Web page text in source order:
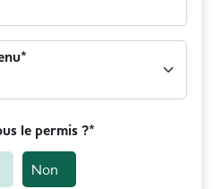
le permis ?*
Non